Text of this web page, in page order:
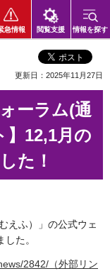
急情報 閲覧支援 情報を探す
更新日：2025年11月27日
ーラム(通
】12,1月の
た！
えふ）」の公式ウェ
た。
2842/（外部リン